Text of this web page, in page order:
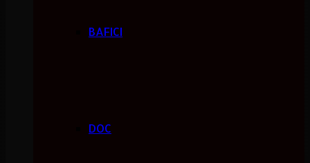
BAFICI
DOC